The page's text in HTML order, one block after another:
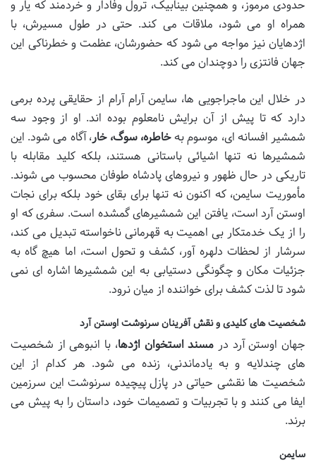
حدودی مرموز، و همچنین بینابیک، ترول وفادار و خردمند که یار و
همراه او می شود، ملاقات می کند. حتی در طول مسیرش، با
اژدهایان نیز مواجه می شود که حضورشان، عظمت و خطرناکی این
جهان فانتزی را دوچندان می کند.
در خلال این ماجراجویی ها، سایمن آرام آرام از حقایقی پرده برمی
دارد که تا پیش از آن برایش نامعلوم بوده اند. او از وجود سه
شمشیر افسانه ای، موسوم بهخاطره، سوگ، خار، آگاه می شود. این
شمشیرها نه تنها اشیائی باستانی هستند، بلکه کلید مقابله با
تاریکی در حال ظهور و نیروهای پادشاه طوفان محسوب می شوند.
مأموریت سایمن، که اکنون نه تنها برای بقای خود بلکه برای نجات
اوستن آرد است، یافتن این شمشیرهای گمشده است. سفری که او
را از یک خدمتکار بی اهمیت به قهرمانی ناخواسته تبدیل می کند،
سرشار از لحظات دلهره آور، کشف و تحول است، اما هیچ گاه به
جزئیات مکان و چگونگی دستیابی به این شمشیرها اشاره ای نمی
شود تا لذت کشف برای خواننده از میان نرود.
شخصیت های کلیدی و نقش آفرینان سرنوشت اوستن آرد
جهان اوستن آرد در مسند استخوان اژدها، با انبوهی از شخصیت
های چندلایه و به یادماندنی، زنده می شود. هر کدام از این
شخصیت ها نقشی حیاتی در پازل پیچیده سرنوشت این سرزمین
ایفا می کنند و با تجربیات و تصمیمات خود، داستان را به پیش می
برند.
سایمن